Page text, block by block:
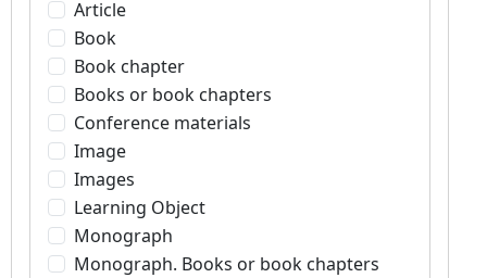
Article
Book
Book chapter
Books or book chapters
Conference materials
Image
Images
Learning Object
Monograph
Monograph. Books or book chapters